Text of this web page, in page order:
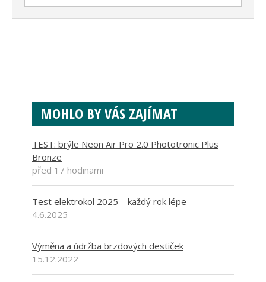
MOHLO BY VÁS ZAJÍMAT
TEST: brýle Neon Air Pro 2.0 Phototronic Plus
Bronze
před 17 hodinami
Test elektrokol 2025 – každý rok lépe
4.6.2025
Výměna a údržba brzdových destiček
15.12.2022